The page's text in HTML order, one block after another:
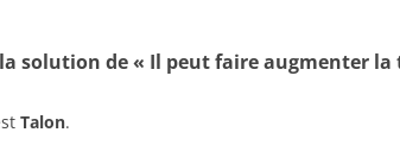
solution de « Il peut faire augmenter la
Talon.